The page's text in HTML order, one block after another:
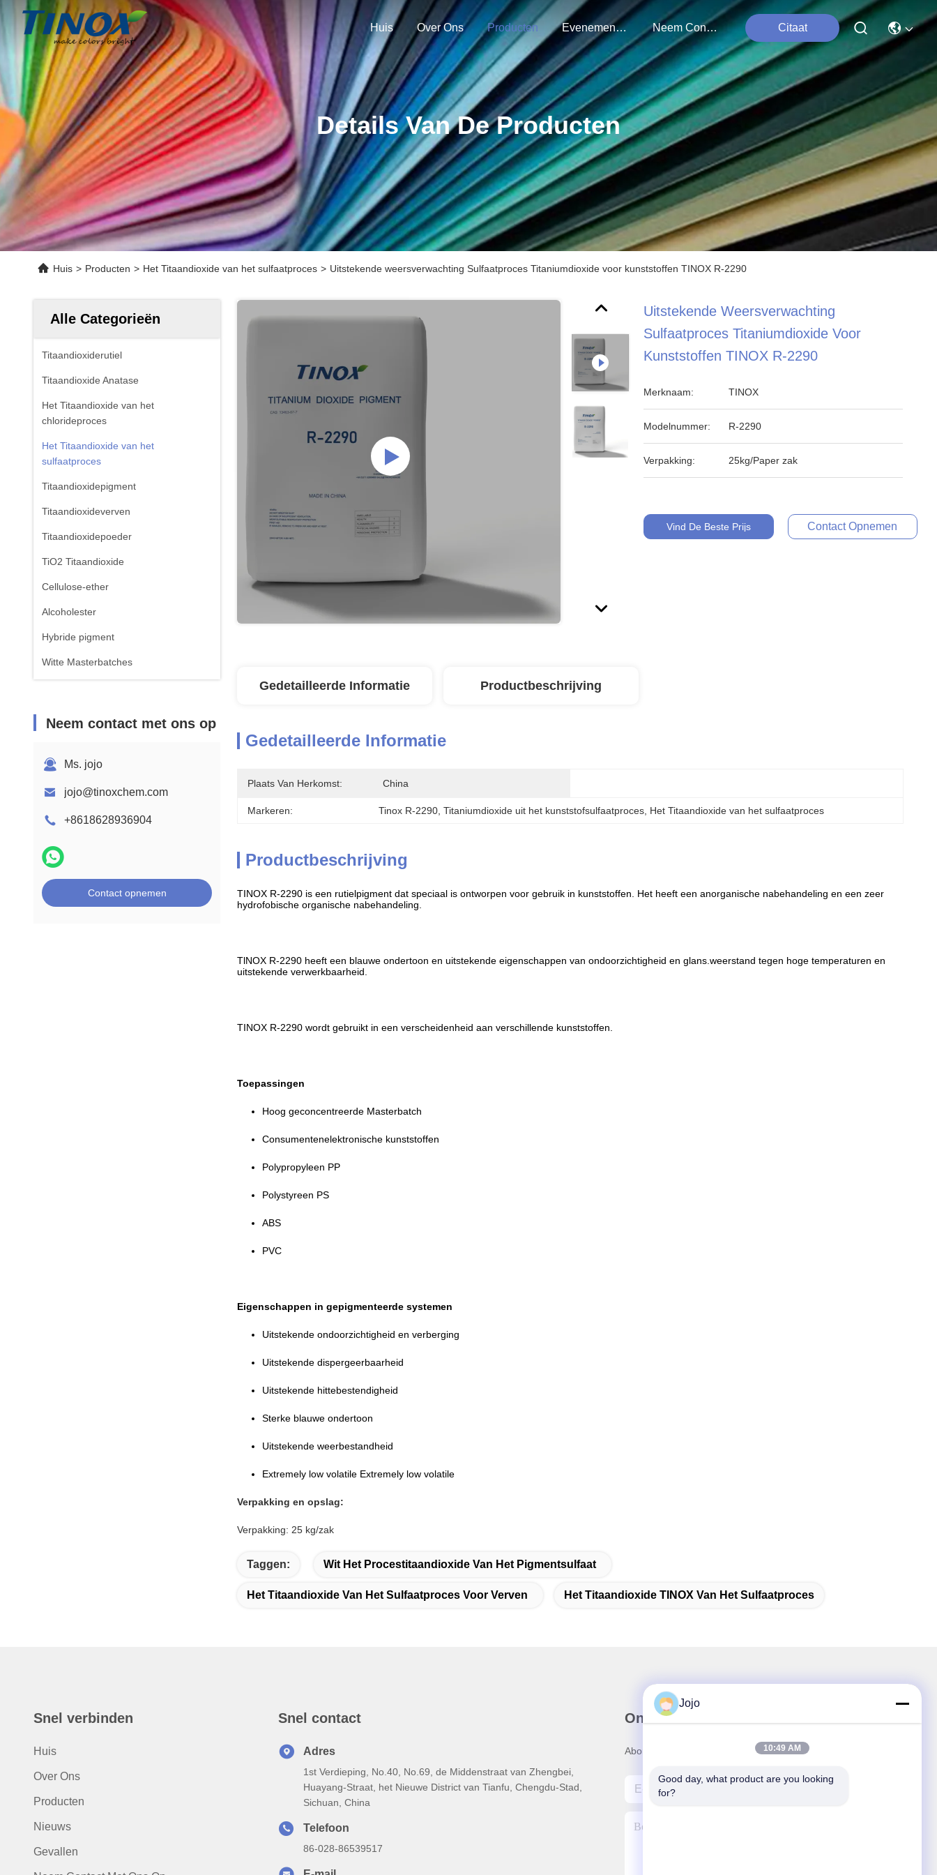
Huis Over Ons Producten Evenementen Neem Contact Met Ons Op Citaat
Details Van De Producten
Huis > Producten > Het Titaandioxide van het sulfaatproces > Uitstekende weersverwachting Sulfaatproces Titaniumdioxide voor kunststoffen TINOX R-2290
Alle Categorieën
Titaandioxiderutiel
Titaandioxide Anatase
Het Titaandioxide van het
chlorideproces
Het Titaandioxide van het
sulfaatproces
Titaandioxidepigment
Titaandioxideverven
Titaandioxidepoeder
TiO2 Titaandioxide
Cellulose-ether
Alcoholester
Hybride pigment
Witte Masterbatches
Neem contact met ons op
Ms. jojo
jojo@tinoxchem.com
+8618628936904
Contact opnemen
Uitstekende Weersverwachting
Sulfaatproces Titaniumdioxide Voor
Kunststoffen TINOX R-2290
Merknaam: TINOX
Modelnummer: R-2290
Verpakking: 25kg/Paper zak
Vind De Beste Prijs Contact Opnemen
Gedetailleerde Informatie Productbeschrijving
Gedetailleerde Informatie
Plaats Van Herkomst: China
Markeren: Tinox R-2290 , Titaniumdioxide uit het kunststofsulfaatproces Het Titaandioxide van het sulfaatproces
Productbeschrijving
TINOX R-2290 is een rutielpigment dat speciaal is ontworpen voor gebruik in kunststoffen. Het heeft een anorganische nabehandeling en een zeer
hydrofobische organische nabehandeling.
TlNOX R-2290 heeft een blauwe ondertoon en uitstekende eigenschappen van ondoorzichtigheid en glans.weerstand tegen hoge temperaturen en
uitstekende verwerkbaarheid.
TINOX R-2290 wordt gebruikt in een verscheidenheid aan verschillende kunststoffen.
Toepassingen
Hoog geconcentreerde Masterbatch
Consumentenelektronische kunststoffen
Polypropyleen PP
Polystyreen PS
ABS
PVC
Eigenschappen in gepigmenteerde systemen
Uitstekende ondoorzichtigheid en verberging
Uitstekende dispergeerbaarheid
Uitstekende hittebestendigheid
Sterke blauwe ondertoon
Uitstekende weerbestandheid
Extremely low volatile Extremely low volatile
Verpakking en opslag:
Verpakking: 25 kg/zak
Taggen: Wit Het Procestitaandioxide Van Het Pigmentsulfaat
Het Titaandioxide Van Het Sulfaatproces Voor Verven Het Titaandioxide TINOX Van Het Sulfaatproces
Snel verbinden
Huis
Over Ons
Producten
Nieuws
Gevallen
Snel contact
Adres
1st Verdieping, No.40, No.69, de Middenstraat van Zhengbei,
Huayang-Straat, het Nieuwe District van Tianfu, Chengdu-Stad,
Sichuan, China
Telefoon
86-028-86539517
Onze Nieuwsbrief
Abonneer u op onze nieuwsbrief voor kortingen en meer.
Jojo
10:49 AM
Good day, what product are you looking
for?